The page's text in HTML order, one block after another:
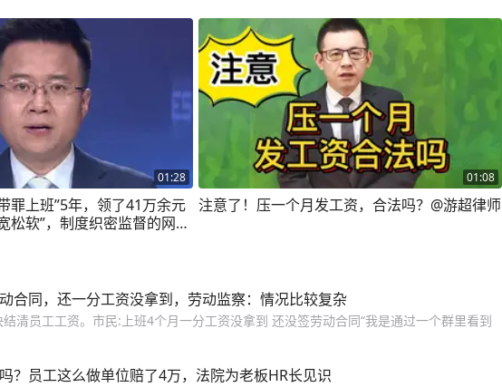
01:28
罪上班”5年，领了41万余元
松软”，制度织密监督的网，
@司凯
01:08
注意了！压一个月发工资，合法吗？@游超律师
合同，还一分工资没拿到，劳动监察：情况比较复杂
清员工工资。市民:上班4个月一分工资没拿到 还没签劳动合同“我是通过一个群里看到
？员工这么做单位赔了4万，法院为老板HR长见识